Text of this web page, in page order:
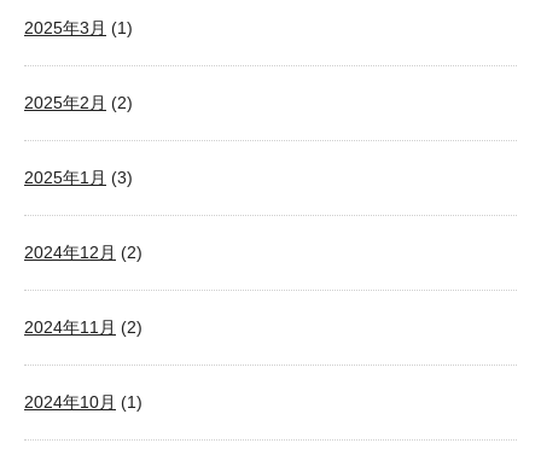
2025年3月 (1)
2025年2月 (2)
2025年1月 (3)
2024年12月 (2)
2024年11月 (2)
2024年10月 (1)